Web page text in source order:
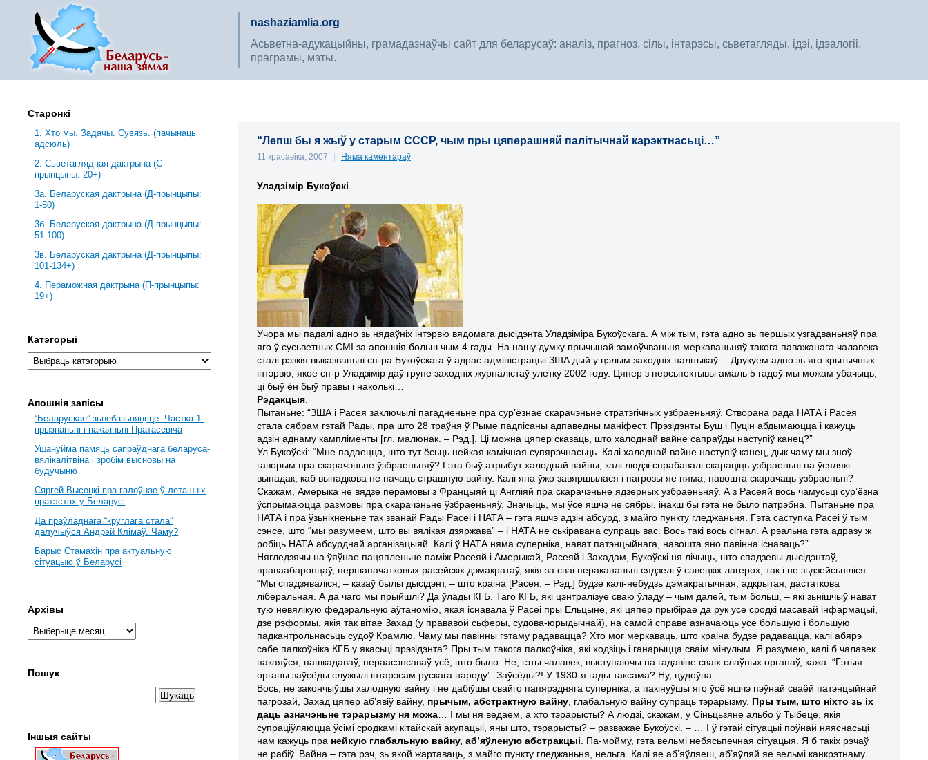
nashaziamlia.org
Асьветна-адукацыйны, грамадазнаўчы сайт для беларусаў: аналіз, прагноз, сілы, інтарэсы, сьветагляды, ідэі, ідэалогіі,
праграмы, мэты.
“Лепш бы я жыў у старым СССР, чым пры цяперашняй палітычнай карэктнасьці…”
11 красавіка, 2007 | Няма каментараў
Уладзімір Букоўскі
Учора мы падалі адно зь нядаўніх інтэрвю вядомага дысідэнта Уладзіміра Букоўскага. А між тым, гэта адно зь першых узгадваньняў пра
яго ў сусьветных СМІ за апошнія больш чым 4 гады. На нашу думку прычынай замоўчваньня меркаваньняў такога паважанага чалавека
сталі рэзкія выказваньні сп-ра Букоўскага ў адрас адміністрацыі ЗША дый у цэлым заходніх палітыкаў… Друкуем адно зь яго крытычных
інтэрвю, якое сп-р Уладзімір даў групе заходніх журналістаў улетку 2002 году. Цяпер з персьпектывы амаль 5 гадоў мы можам убачыць,
ці быў ён быў правы і наколькі…
Рэдакцыя
Пытаньне: “ЗША і Расея заключылі пагадненьне пра сур’ёзнае скарачэньне стратэгічных узбраеньняў. Створана рада НАТА і Расея
стала сябрам гэтай Рады, пра што 28 траўня ў Рыме падпісаны адпаведны маніфест. Прэзідэнты Буш і Пуцін абдымаюцца і кажуць
адзін аднаму кампліменты [гл. малюнак. – Рэд.]. Ці можна цяпер сказаць, што халоднай вайне сапраўды наступіў канец?”
Ул.Букоўскі: “Мне падаецца, што тут ёсьць нейкая камічная супярэчнасьць. Калі халоднай вайне наступіў канец, дык чаму мы зноў
гаворым пра скарачэньне ўзбраеньняў? Гэта быў атрыбут халоднай вайны, калі людзі спрабавалі скараціць узбраеньні на ўсялякі
выпадак, каб выпадкова не пачаць страшную вайну. Калі яна ўжо завяршылася і пагрозы яе няма, навошта скарачаць узбраеньні?
Скажам, Амерыка не вядзе перамовы з Францыяй ці Англіяй пра скарачэньне ядзерных узбраеньняў. А з Расеяй вось чамусьці сур’ёзна
ўспрымаюцца размовы пра скарачэньне ўзбраеньняў. Значыць, мы ўсё яшчэ не сябры, інакш бы гэта не было патрэбна. Пытаньне пра
НАТА і пра ўзьнікненьне так званай Рады Расеі і НАТА – гэта яшчэ адзін абсурд, з майго пункту гледжаньня. Гэта саступка Расеі ў тым
сэнсе, што “мы разумеем, што вы вялікая дзяржава” – і НАТА не ськіравана супраць вас. Вось такі вось сігнал. А рэальна гэта адразу ж
робіць НАТА абсурднай арганізацыяй. Калі ў НАТА няма суперніка, нават патэнцыйнага, навошта яно павінна існаваць?”
Нягледзячы на ўяўнае пацяпленьне паміж Расеяй і Амерыкай, Расеяй і Захадам, Букоўскі ня лічыць, што спадзевы дысідэнтаў,
праваабаронцаў, першапачатковых расейскіх дэмакратаў, якія за сваі перакананьні сядзелі ў савецкіх лагерох, так і не зьдзейсьніліся.
“Мы спадзяваліся, – казаў былы дысідэнт, – што краіна [Расея. – Рэд.] будзе калі-небудзь дэмакратычная, адкрытая, дастаткова
ліберальная. А да чаго мы прыйшлі? Да ўлады КГБ. Таго КГБ, які цэнтралізуе сваю ўладу – чым далей, тым больш, – які зьнішчыў нават
тую невялікую федэральную аўтаномію, якая існавала ў Расеі пры Ельцыне, які цяпер прыбірае да рук усе сродкі масавай інфармацыі,
дзе рэформы, якія так вітае Захад (у прававой сьферы, судова-юрыдычнай), на самой справе азначаюць усё большую і большую
падкантрольнасьць судоў Крамлю. Чаму мы павінны гэтаму радавацца? Хто мог меркаваць, што краіна будзе радавацца, калі абярэ
сабе палкоўніка КГБ у якасьці прэзідэнта? Пры тым такога палкоўніка, які ходзіць і ганарыцца сваім мінулым. Я разумею, калі б чалавек
пакаяўся, пашкадаваў, пераасэнсаваў усё, што было. Не, гэты чалавек, выступаючы на гадавіне сваіх слаўных органаў, кажа: “Гэтыя
органы заўсёды служылі інтарэсам рускага народу”. Заўсёды?! У 1930-я гады таксама? Ну, цудоўна… …
Вось, не закончыўшы халодную вайну і не дабіўшы свайго папярэдняга суперніка, а пакінуўшы яго ўсё яшчэ пэўнай сваёй патэнцыйнай
пагрозай, Захад цяпер аб’явіў вайну, прычым, абстрактную вайну , глабальную вайну супраць тэрарызму. Пры тым, што ніхто зь іх
даць азначэньне тэрарызму ня можа … І мы ня ведаем, а хто тэрарысты? А людзі, скажам, у Сіньцьзяне альбо ў Тыбеце, якія
супраціўляюцца ўсімі сродкамі кітайскай акупацыі, яны што, тэрарысты? – разважае Букоўскі. – … І ў гэтай сітуацыі поўнай няяснасьці
нам кажуць пра нейкую глабальную вайну, аб’яўленую абстракцыі . Па-мойму, гэта вельмі небясьпечная сітуацыя. Я б такіх рэчаў
не рабіў. Вайна – гэта рэч, зь якой жартаваць, з майго пункту гледжаньня, нельга. Калі яе аб’яўляеш, аб’яўляй яе вельмі канкрэтнаму
Старонкі
1. Хто мы. Задачы. Сувязь. (пачынаць
адсюль)
2. Сьветаглядная дактрына (С-
прынцыпы: 20+)
3a. Беларуская дактрына (Д-прынцыпы:
1-50)
3б. Беларуская дактрына (Д-прынцыпы:
51-100)
3в. Беларуская дактрына (Д-прынцыпы:
101-134+)
4. Пераможная дактрына (П-прынцыпы:
19+)
Катэгорыі
Апошнія запісы
“Беларускае” зьнебазьняцьце. Частка 1:
прызнаньні і пакаяньні Пратасевіча
Ушануйма памяць сапраўднага беларуса-
вялікалітвіна і зробім высновы на
будучыню
Сяргей Высоцкі пра галоўнае ў леташніх
пратэстах у Беларусі
Да праўладнага “круглага стала”
далучыўся Андрэй Клімаў. Чаму?
Барыс Стамахін пра актуальную
сітуацыю ў Беларусі
Архівы
Пошук
Іншыя сайты